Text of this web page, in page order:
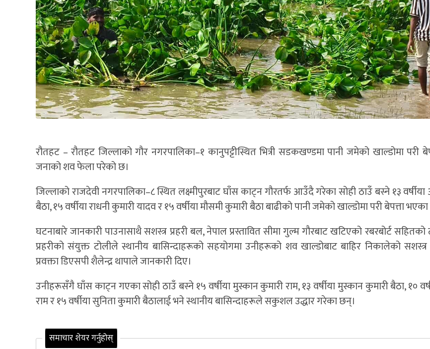
रौतहट – रौतहट जिल्लाको गौर नगरपालिका–१ कानुपट्टीस्थित भित्री सडकखण्डमा पानी जमेको खाल्डोमा परी
जनाको शव फेला परेको छ।
जिल्लाको राजदेवी नगरपालिका–८ स्थित लक्ष्मीपुरबाट घाँस काट्न गौरतर्फ आउँदै गरेका सोही ठाउँ बस्ने १३
बैठा, १५ वर्षीया राधनी कुमारी यादव र १५ वर्षीया मौसमी कुमारी बैठा बाढीको पानी जमेको खाल्डोमा परी बेपत्ता
घटनाबारे जानकारी पाउनासाथै सशस्त्र प्रहरी बल, नेपाल प्रस्तावित सीमा गुल्म गौरबाट खटिएको रबरबोर्ट
प्रहरीको संयुक्त टोलीले स्थानीय बासिन्दाहरूको सहयोगमा उनीहरूको शव खाल्डोबाट बाहिर निकालेको
प्रवक्ता डिएसपी शैलेन्द्र थापाले जानकारी दिए।
उनीहरूसँगै घाँस काट्न गएका सोही ठाउँ बस्ने १५ वर्षीया मुस्कान कुमारी राम, १३ वर्षीया मुस्कान कुमारी बैठा, १०
राम र १५ वर्षीया सुनिता कुमारी बैठालाई भने स्थानीय बासिन्दाहरूले सकुशल उद्धार गरेका छन्।
समाचार शेयर गर्नुहोस्